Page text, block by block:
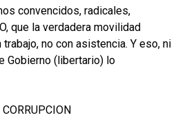
convencidos, radicales,
que la verdadera movilidad
no con asistencia. Y eso, ni
Gobierno (libertario) lo